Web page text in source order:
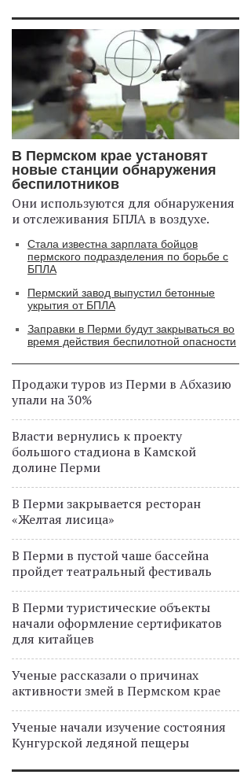
В Пермском крае установят
новые станции обнаружения
беспилотников
Они используются для обнаружения
и отслеживания БПЛА в воздухе.
Стала известна зарплата бойцов
пермского подразделения по борьбе с
БПЛА
Пермский завод выпустил бетонные
укрытия от БПЛА
Заправки в Перми будут закрываться во
время действия беспилотной опасности
Продажи туров из Перми в Абхазию
упали на 30%
Власти вернулись к проекту
большого стадиона в Камской
долине Перми
В Перми закрывается ресторан
«Желтая лисица»
В Перми в пустой чаше бассейна
пройдет театральный фестиваль
В Перми туристические объекты
начали оформление сертификатов
для китайцев
Ученые рассказали о причинах
активности змей в Пермском крае
Ученые начали изучение состояния
Кунгурской ледяной пещеры